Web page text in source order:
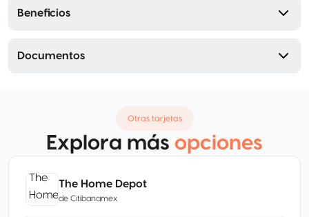
Beneficios
Documentos
Otras tarjetas
Explora más opciones
The Home Depot
de Citibanamex